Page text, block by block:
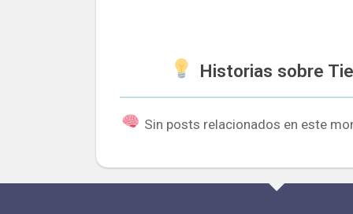
Historias sobre
Sin posts relacionados en este